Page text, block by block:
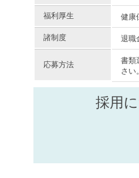
福利厚生 健康
諸制度 退職
応募方法
書類
さい
採用